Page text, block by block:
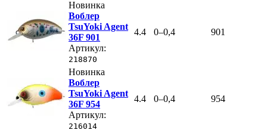
Новинка
Воблер
TsuYoki Agent
36F 901
Артикул:
218870
4.4 0–0,4 901
Новинка
Воблер
TsuYoki Agent
36F 954
Артикул:
216014
4.4 0–0,4 954